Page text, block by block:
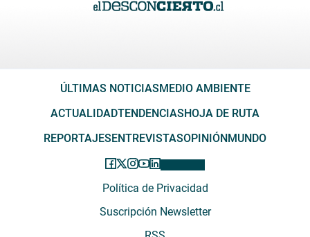
ÚLTIMAS NOTICIASMEDIO AMBIENTE
ACTUALIDADTENDENCIASHOJA DE RUTA
REPORTAJESENTREVISTASOPINIÓNMUNDO
Política de Privacidad
Suscripción Newsletter